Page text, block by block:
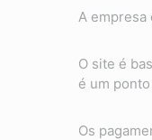
A
O site é
é um
Os